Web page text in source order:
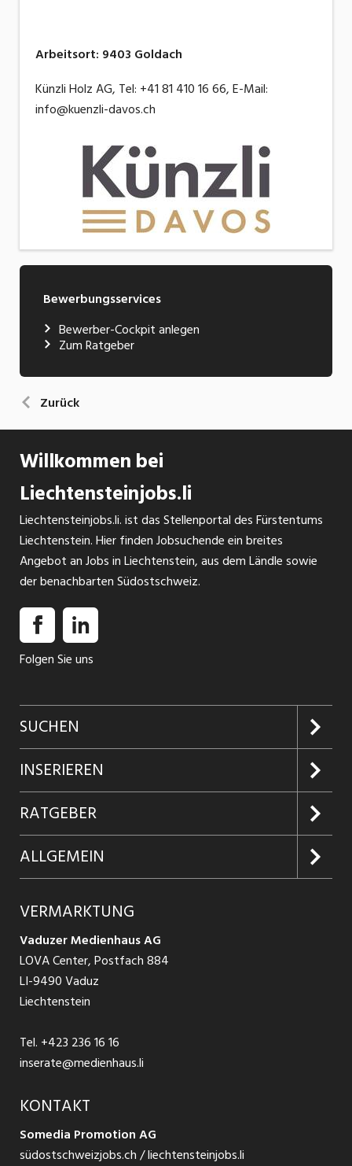
Arbeitsort: 9403 Goldach
Künzli Holz AG, Tel: +41 81 410 16 66, E-Mail:
info@kuenzli-davos.ch
Bewerbungsservices
Bewerber-Cockpit anlegen
Zum Ratgeber
Zurück
Willkommen bei
Liechtensteinjobs.li
Liechtensteinjobs.li. ist das Stellenportal des Fürstentums
Liechtenstein. Hier finden Jobsuchende ein breites
Angebot an Jobs in Liechtenstein, aus dem Ländle sowie
der benachbarten Südostschweiz.
Folgen Sie uns
SUCHEN
Jobs suchen
Jobabo
Firmen entdecken
Jobs in Graubünden
Jobs in St. Gallen
Jobs in Glarus
Jobs in der Südostschweiz
Temporär Jobs
Teilzeit Jobs
Praktikum
INSERIEREN
Kundenlogin
Inserieren
Produkte
Schnittstelle
RATGEBER
Glossar
Ratgeber Bewerbung / Rekrutierung
ALLGEMEIN
AGB
Datenschutzbestimmungen
Nutzungsbedingungen
Impressum
VERMARKTUNG
Vaduzer Medienhaus AG
LOVA Center, Postfach 884
LI-9490 Vaduz
Liechtenstein
Tel. +423 236 16 16
inserate@medienhaus.li
KONTAKT
Somedia Promotion AG
südostschweizjobs.ch / liechtensteinjobs.li